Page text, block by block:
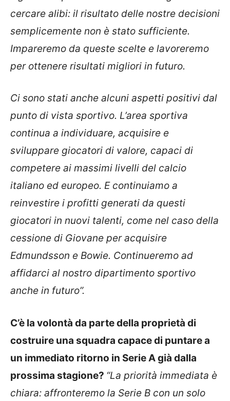
cercare alibi: il risultato delle nostre decisioni
semplicemente non è stato sufficiente.
Impareremo da queste scelte e lavoreremo
per ottenere risultati migliori in futuro.
Ci sono stati anche alcuni aspetti positivi dal
punto di vista sportivo. L’area sportiva
continua a individuare, acquisire e
sviluppare giocatori di valore, capaci di
competere ai massimi livelli del calcio
italiano ed europeo. E continuiamo a
reinvestire i profitti generati da questi
giocatori in nuovi talenti, come nel caso della
cessione di Giovane per acquisire
Edmundsson e Bowie. Continueremo ad
affidarci al nostro dipartimento sportivo
anche in futuro”.
C’è la volontà da parte della proprietà di
costruire una squadra capace di puntare a
un immediato ritorno in Serie A già dalla
prossima stagione? “La priorità immediata è
chiara: affronteremo la Serie B con un solo